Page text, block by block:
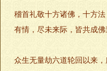
稽首礼敬十方诸佛，十方
有情，尽未来际，皆共成佛
众生无量劫六道轮回以来